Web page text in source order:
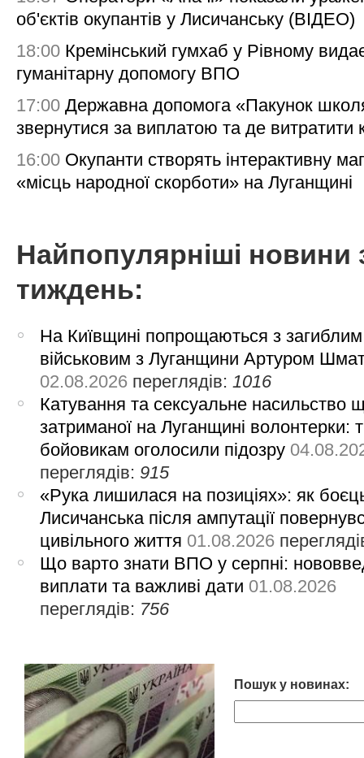
об'єктів окупантів у Лисичанську (ВІДЕО)
18:00 Кремінський гумхаб у Рівному
гуманітарну допомогу ВПО
17:00 Державна допомога «Пакунок
звернутися за виплатою та де витратити
16:00 Окупанти створять інтерактивну
«місць народної скорботи» на Луганщині
Найпопулярніші новини
тиждень:
На Київщині попрощаються з загиблим
військовим з Луганщини Артуром
02.08.2026 переглядів:1016
Катування та сексуальне насильство
затриманої на Луганщині волонтерки:
бойовикам оголосили підозру
переглядів: 915
«Рука лишилася на позиціях»: як
Лисичанська після ампутації
цивільного життя 01.08.2026
Що варто знати ВПО у серпні:
виплати та важливі дати 01.08.2026
переглядів: 756
Пошук у новинах: